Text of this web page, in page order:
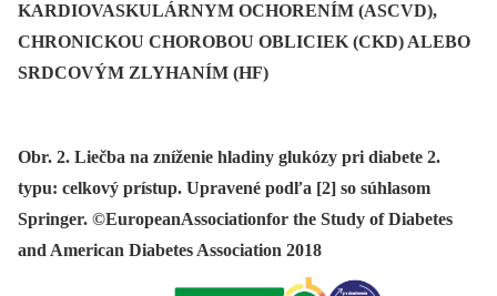
KARDIOVASKULÁRNYM OCHORENÍM (ASCVD),
CHRONICKOU CHOROBOU OBLICIEK (CKD) ALEBO
SRDCOVÝM ZLYHANÍM (HF)
Obr. 2. Liečba na zníženie hladiny glukózy pri diabete 2.
typu: celkový prístup. Upravené podľa [2] so súhlasom
Springer. ©EuropeanAssociationfor the Study of Diabetes
and American Diabetes Association 2018